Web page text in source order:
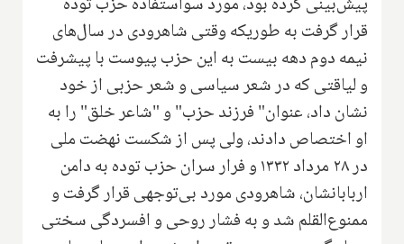
قرار گرفت به طوریکه وقتی شاهرودی در سال‌های
نیمه دوم دهه بیست به این حزب پیوست با پیشرفت
و لیاقتی که در شعر سیاسی و شعر حزبی از خود
نشان داد، عنوان" فرزند حزب" و "شاعر خلق" را به
او اختصاص دادند، ولی پس از شکست نهضت ملی
در ۲۸ مرداد ۱۳۳۲ و فرار سران حزب توده به دامن
اربابانشان، شاهرودی مورد بی‌توجهی قرار گرفت و
ممنوع‌القلم شد و به فشار روحی و افسردگی سختی